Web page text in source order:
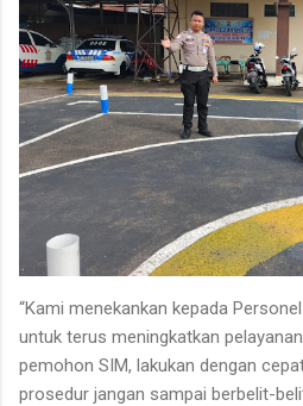
“Kami menekankan kepada
untuk terus meningkatkan
pemohon SIM, lakukan dengan
prosedur jangan sampai berbelit-